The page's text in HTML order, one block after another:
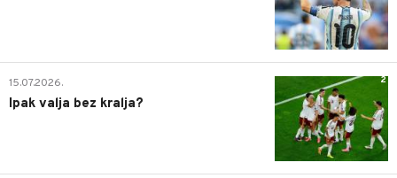
2
15.07.2026.
Ipak valja bez kralja?